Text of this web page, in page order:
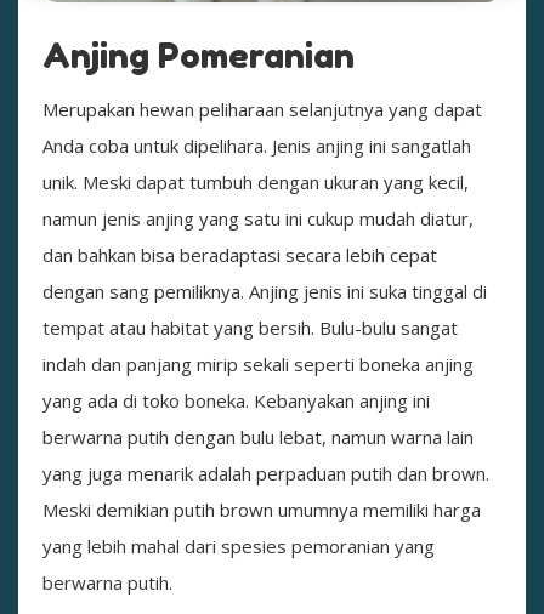
Anjing Pomeranian
Merupakan hewan peliharaan selanjutnya yang dapat
Anda coba untuk dipelihara. Jenis anjing ini sangatlah
unik. Meski dapat tumbuh dengan ukuran yang kecil,
namun jenis anjing yang satu ini cukup mudah diatur,
dan bahkan bisa beradaptasi secara lebih cepat
dengan sang pemiliknya. Anjing jenis ini suka tinggal di
tempat atau habitat yang bersih. Bulu-bulu sangat
indah dan panjang mirip sekali seperti boneka anjing
yang ada di toko boneka. Kebanyakan anjing ini
berwarna putih dengan bulu lebat, namun warna lain
yang juga menarik adalah perpaduan putih dan brown.
Meski demikian putih brown umumnya memiliki harga
yang lebih mahal dari spesies pemoranian yang
berwarna putih.